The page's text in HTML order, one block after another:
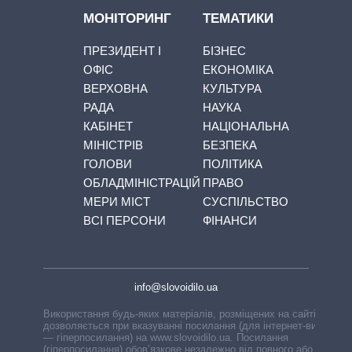
МОНІТОРИНГ
ПРЕЗИДЕНТ І
ОФІС
ВЕРХОВНА
РАДА
КАБІНЕТ
МІНІСТРІВ
ГОЛОВИ
ОБЛАДМІНІСТРАЦІЙ
МЕРИ МІСТ
ВСІ ПЕРСОНИ
ТЕМАТИКИ
БІЗНЕС
ЕКОНОМІКА
КУЛЬТУРА
НАУКА
НАЦІОНАЛЬНА
БЕЗПЕКА
ПОЛІТИКА
ПРАВО
СУСПІЛЬСТВО
ФІНАНСИ
info@slovoidilo.ua
Використання будь-яких матеріалів, розміщених на сайті,
дозволяється при вказуванні посилання (для інтернет-видань
— гіперпосилання) на www.slovoidilo.ua. Посилання
(гіперпосилання) обов’язкове незалежно від повного або